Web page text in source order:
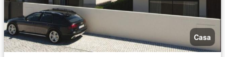
Casa